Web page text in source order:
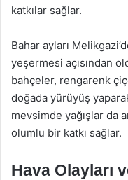
katkılar sağlar.
Bahar ayları
yeşermesi açısından
bahçeler, rengarenk
doğada yürüyüş
mevsimde yağışlar da
olumlu bir katkı sağlar.
Hava Olayları